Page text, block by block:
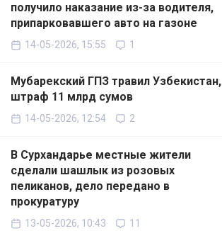
получило наказание из-за водителя,
припарковавшего авто на газоне
14-05-2026, 15:55 1
Мубарекский ГПЗ травил Узбекистан,
штраф 11 млрд сумов
14-05-2026, 12:54 2
В Сурхандарье местные жители
сделали шашлык из розовых
пеликанов, дело передано в
прокуратуру
13-05-2026, 10:43 11